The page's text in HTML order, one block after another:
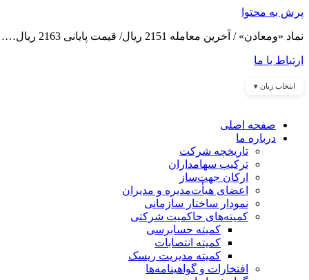
پرش به محتوا
نماد «ومعادن» / آخرین معامله 2151 ریال/ قیمت پایانی 2163 ریال……
ارتباط با ما
انتخاب زبان ▾
صفحه اصلی
درباره ما
تاریخچه شرکت
ترکیب سهامداران
ارکان جهت‌ساز
اعضای هیأت‌مدیره و مدیران
نمودار ساختار سازمانی
کمیته‌های حاکمیت شرکتی
کمیته حسابرسی
کمیته انتصابات
کمیته مدیریت ریسک
افتخارات و گواهینامه‌ها